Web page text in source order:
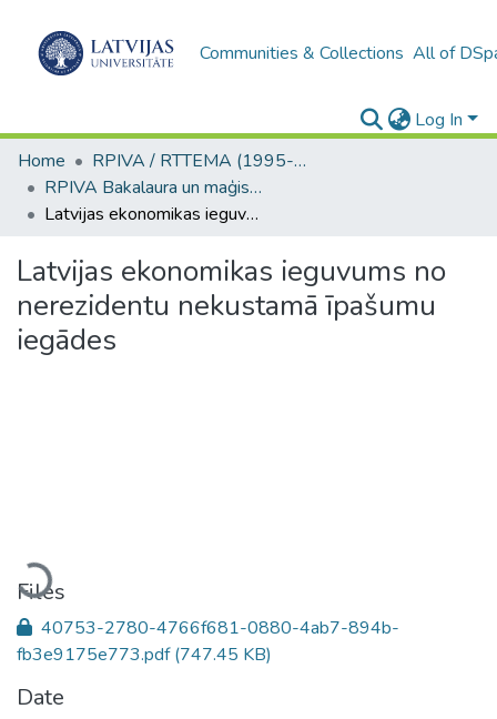
Communities & Collections All of
Log In
Home
RPIVA / RTTEMA (1995-2016)
RPIVA Bakalaura un maģistra darbi / RTTEMA Bachelor's and Master's theses (1995-2017)
Latvijas ekonomikas ieguvums no nerezidentu nekustamā īpašumu iegādes
Latvijas ekonomikas ieguvums no
nerezidentu nekustamā īpašumu
iegādes
Loading...
Files
40753-2780-4766f681-0880-4ab7-894b-
fb3e9175e773.pdf(747.45 KB)
Date